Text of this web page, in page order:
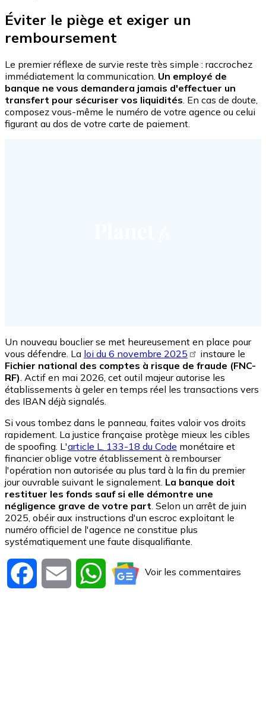
Éviter le piège et exiger un
remboursement
Le premier réflexe de survie reste très simple : raccrochez
immédiatement la communication. Un employé de
banque ne vous demandera jamais d'effectuer un
transfert pour sécuriser vos liquidités. En cas de doute,
composez vous-même le numéro de votre agence ou celui
figurant au dos de votre carte de paiement.
Un nouveau bouclier se met heureusement en place pour
vous défendre. La loi du 6 novembre 2025
instaure le
Fichier national des comptes à risque de fraude (FNC-
RF). Actif en mai 2026, cet outil majeur autorise les
établissements à geler en temps réel les transactions vers
des IBAN déjà signalés.
Si vous tombez dans le panneau, faites valoir vos droits
rapidement. La justice française protège mieux les cibles
de spoofing. L'article L. 133-18 du Code monétaire et
financier oblige votre établissement à rembourser
l'opération non autorisée au plus tard à la fin du premier
jour ouvrable suivant le signalement. La banque doit
restituer les fonds sauf si elle démontre une
négligence grave de votre part. Selon un arrêt de juin
2025, obéir aux instructions d'un escroc exploitant le
numéro officiel de l'agence ne constitue plus
systématiquement une faute disqualifiante.
Facebook Email WhatsAppVoir les commentaires